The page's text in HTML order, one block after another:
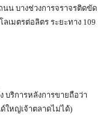
นน บางช่วงการจราจรติดขัด
เมตรต่อลิตร ระยะทาง 109
บริการหลังการขายถือว่า
ใหญ่เจ้าตลาดไม่ได้)